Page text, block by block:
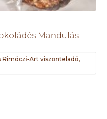
Mandulás
Rimóczi-Art viszonteladó,